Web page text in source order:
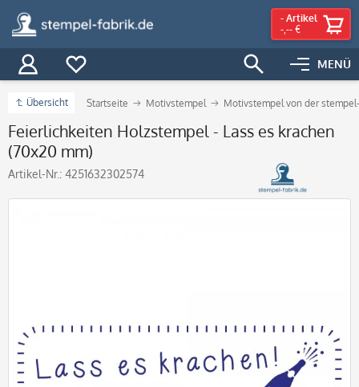
MENÜ
- Artikel
-,-- €
Übersicht Startseite Motivstempel Motivstempel von der
Feierlichkeiten Holzstempel - Lass es krachen
(70x20 mm)
Artikel-Nr.: 4251632302574